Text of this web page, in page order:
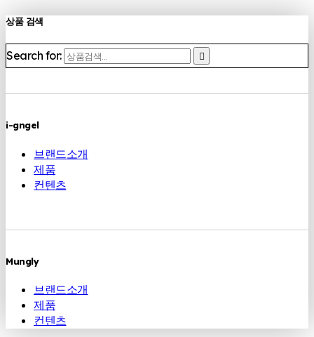
상품 검색
Search for:
i-gngel
브랜드소개
제품
컨텐츠
Mungly
브랜드소개
제품
컨텐츠